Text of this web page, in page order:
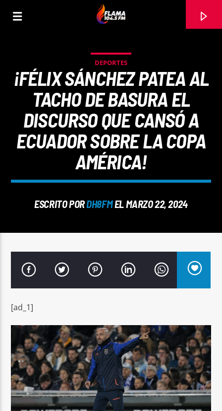
TÍTULO
Señal FM
DEPORTES
¡FÉLIX SÁNCHEZ PATEA AL
TACHO DE BASURA EL
DISCURSO QUE CANSÓ A
ECUADOR SOBRE LA COPA
AMÉRICA!
ESCRITO PORDH8FMEL MARZO 22, 2024
[ad_1]